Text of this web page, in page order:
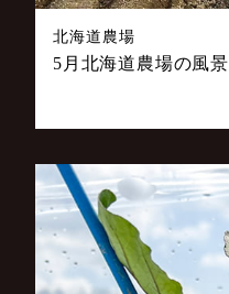
北海道農場
5月北海道農場の風景